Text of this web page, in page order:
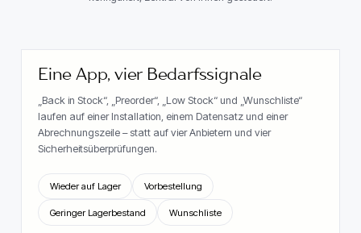
Eine App, vier Bedarfssignale
„Back in Stock“, „Preorder“, „Low Stock“ und „Wunschliste“
laufen auf einer Installation, einem Datensatz und einer
Abrechnungszeile – statt auf vier Anbietern und vier
Sicherheitsüberprüfungen.
Wieder auf Lager Vorbestellung
Geringer Lagerbestand Wunschliste